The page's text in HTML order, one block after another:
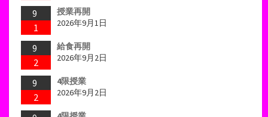
9
1
授業再開
2026年9月1日
9
2
給食再開
2026年9月2日
9
2
4限授業
2026年9月2日